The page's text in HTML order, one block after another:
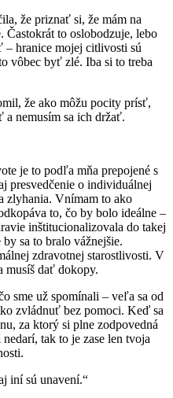
že priznať si, že mám na
to oslobodzuje, lebo
hranice mojej citlivosti sú
vôbec byť zlé. Iba si to treba
že ako môžu pocity prísť,
a nemusím sa ich držať.
je to podľa mňa prepojené s
presvedčenie o individuálnej
zlyhania. Vnímam to ako
to, čo by bolo ideálne –
inštitucionalizovala do takej
sa to bralo vážnejšie.
zdravotnej starostlivosti. V
musíš dať dokopy.
sme už spomínali – veľa sa od
zvládnuť bez pomoci. Keď sa
za ktorý si plne zodpovedná
tak to je zase len tvoja
iní sú unavení.“